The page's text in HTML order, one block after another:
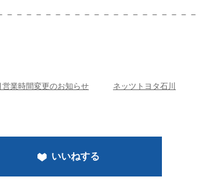
－－－－－－－－－－－－－－－－－－－－
営業時間変更のお知らせ ネッツトヨタ石川
いいねする